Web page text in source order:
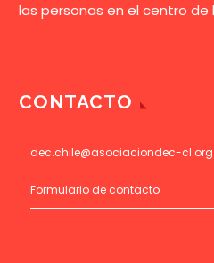
las personas en el centro
CONTACTO
dec.chile@asociaciondec-cl.org
Formulario de contacto